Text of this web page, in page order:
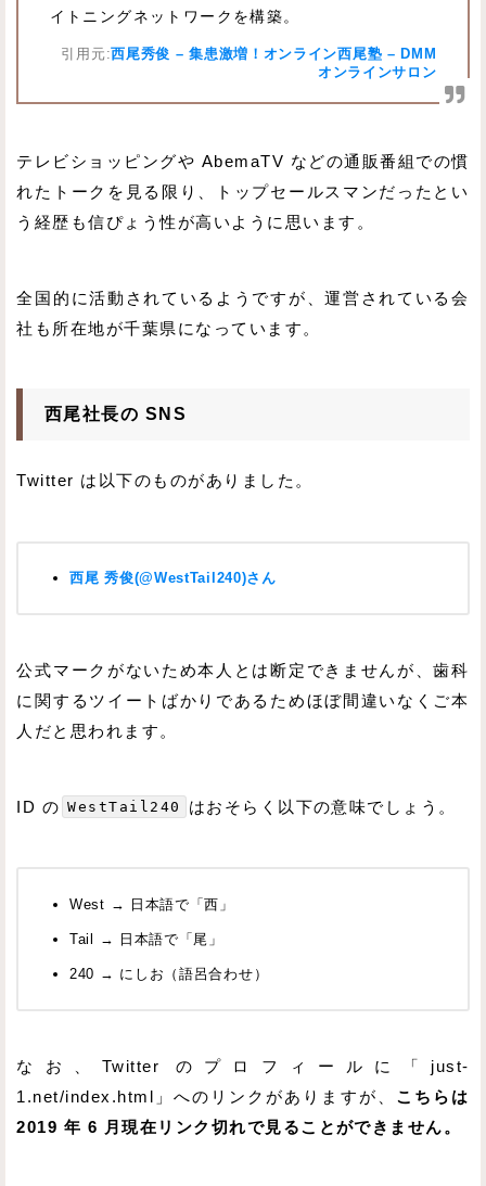
イトニングネットワークを構築。
引用元:西尾秀俊 – 集患激増！オンライン西尾塾 – DMM
オンラインサロン
テレビショッピングや AbemaTV などの通販番組での慣
れたトークを見る限り、トップセールスマンだったとい
う経歴も信ぴょう性が高いように思います。
全国的に活動されているようですが、運営されている会
社も所在地が千葉県になっています。
西尾社長の SNS
Twitter は以下のものがありました。
西尾 秀俊(@WestTail240)さん
公式マークがないため本人とは断定できませんが、歯科
に関するツイートばかりであるためほぼ間違いなくご本
人だと思われます。
ID の WestTail240 はおそらく以下の意味でしょう。
West → 日本語で「西」
Tail → 日本語で「尾」
240 → にしお（語呂合わせ）
なお、Twitter のプロフィールに「just-
1.net/index.html」へのリンクがありますが、 こちらは
2019 年 6 月現在リンク切れで見ることができません。